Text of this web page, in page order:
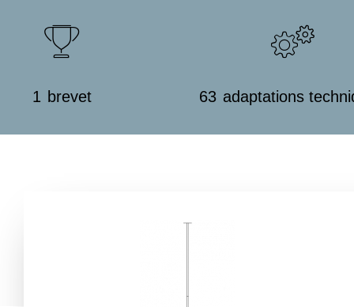
1 brevet 63 adaptations